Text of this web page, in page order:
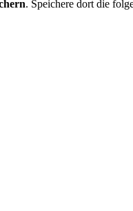
. Speichere dort die